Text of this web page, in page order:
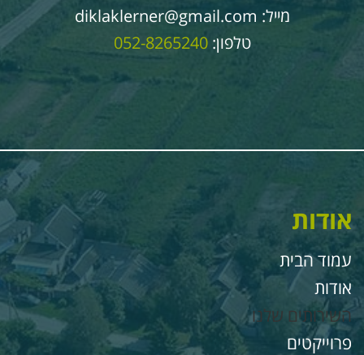
מייל:diklaklerner@gmail.com
טלפון:052-8265240
הבית
שלנו